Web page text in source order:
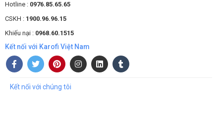
Hotline : 0976.85.65.65
CSKH : 1900.96.96.15
Khiếu nại : 0968.60.1515
Kết nối với Karofi Việt Nam
Kết nối với chúng tôi